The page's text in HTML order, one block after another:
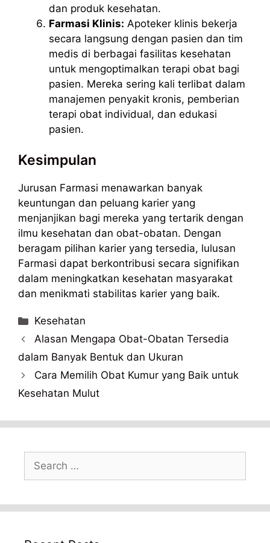
dan produk kesehatan.
Farmasi Klinis: Apoteker klinis bekerja
secara langsung dengan pasien dan tim
medis di berbagai fasilitas kesehatan
untuk mengoptimalkan terapi obat bagi
pasien. Mereka sering kali terlibat dalam
manajemen penyakit kronis, pemberian
terapi obat individual, dan edukasi
pasien.
Kesimpulan
Jurusan Farmasi menawarkan banyak
keuntungan dan peluang karier yang
menjanjikan bagi mereka yang tertarik dengan
ilmu kesehatan dan obat-obatan. Dengan
beragam pilihan karier yang tersedia, lulusan
Farmasi dapat berkontribusi secara signifikan
dalam meningkatkan kesehatan masyarakat
dan menikmati stabilitas karier yang baik.
Categories
Kesehatan
Alasan Mengapa Obat-Obatan Tersedia
dalam Banyak Bentuk dan Ukuran
Cara Memilih Obat Kumur yang Baik untuk
Kesehatan Mulut
Search
for: